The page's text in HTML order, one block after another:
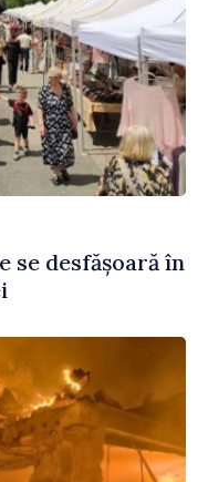
se desfășoară în